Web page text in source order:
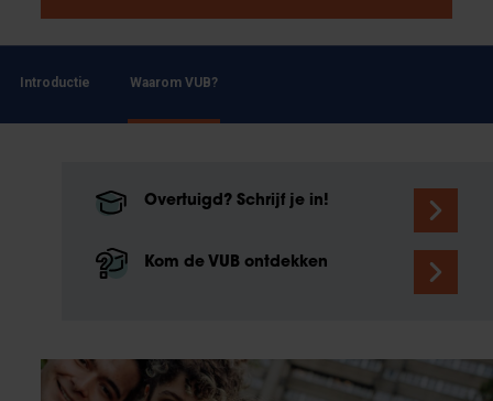
Introductie Waarom VUB?
Overtuigd? Schrijf je in!
Kom de VUB ontdekken